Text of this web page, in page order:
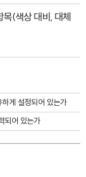
(색상 대비, 대체
게 설정되어 있는가
되어 있는가